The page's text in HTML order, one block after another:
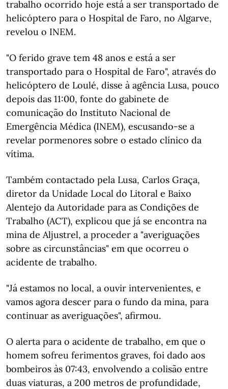
trabalho ocorrido hoje está a ser transportado de
helicóptero para o Hospital de Faro, no Algarve,
revelou o INEM.
"O ferido grave tem 48 anos e está a ser
transportado para o Hospital de Faro", através do
helicóptero de Loulé, disse à agência Lusa, pouco
depois das 11:00, fonte do gabinete de
comunicação do Instituto Nacional de
Emergência Médica (INEM), escusando-se a
revelar pormenores sobre o estado clínico da
vítima.
Também contactado pela Lusa, Carlos Graça,
diretor da Unidade Local do Litoral e Baixo
Alentejo da Autoridade para as Condições de
Trabalho (ACT), explicou que já se encontra na
mina de Aljustrel, a proceder a "averiguações
sobre as circunstâncias" em que ocorreu o
acidente de trabalho.
"Já estamos no local, a ouvir intervenientes, e
vamos agora descer para o fundo da mina, para
continuar as averiguações", afirmou.
O alerta para o acidente de trabalho, em que o
homem sofreu ferimentos graves, foi dado aos
bombeiros às 07:43, envolvendo a colisão entre
duas viaturas, a 200 metros de profundidade,